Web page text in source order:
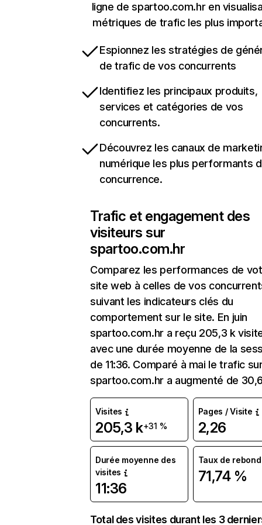
ligne de spartoo.com.hr en
métriques de trafic les plus
Espionnez les stratégies de
de trafic de vos concurrents
Identifiez les principaux produits,
services et catégories de vos
concurrents.
Découvrez les canaux de
numérique les plus performants
concurrence.
Trafic et engagement des
visiteurs sur
spartoo.com.hr
Comparez les performances de
site web à celles de vos
suivant les indicateurs clés du
comportement sur le site. En juin
spartoo.com.hr a reçu 205,3 k
avec une durée moyenne de la
de 11:36. Comparé à mai le trafic
spartoo.com.hr a augmenté de
Visites
205,3 k+31 %
Pages / Visite
2,26
Durée moyenne des
visites
11:36
Taux de rebond
71,74 %
Total des visites durant les 3